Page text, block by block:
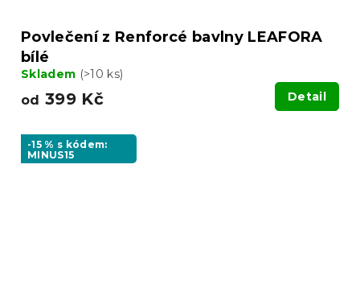
Povlečení z Renforcé bavlny LEAFORA
bílé
Skladem (>10 ks)
od 399 Kč Detail
-15 % s kódem:
MINUS15